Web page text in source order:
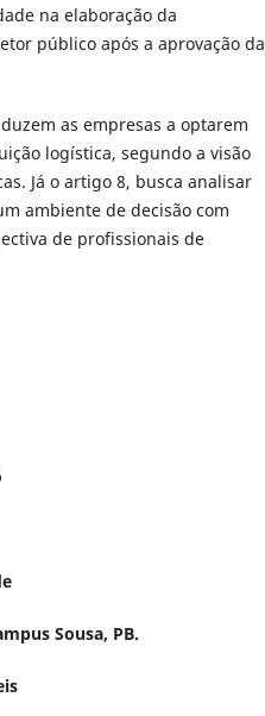
na elaboração da
público após a aprovação da
as empresas a optarem
logística, segundo a visão
Já o artigo 8, busca analisar
ambiente de decisão com
de profissionais de
Sousa, PB.